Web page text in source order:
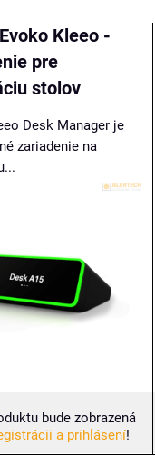
Kleeo -
pre
stolov
Desk Manager je
zariadenie na
bude zobrazená
a prihlásení!